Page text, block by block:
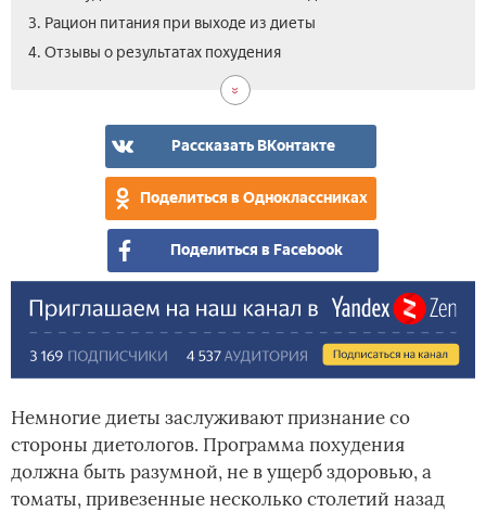
3. Рацион питания при выходе из диеты
4. Отзывы о результатах похудения
Рассказать ВКонтакте
Поделиться в Одноклассниках
Поделиться в Facebook
Немногие диеты заслуживают признание со
стороны диетологов. Программа похудения
должна быть разумной, не в ущерб здоровью, а
томаты, привезенные несколько столетий назад